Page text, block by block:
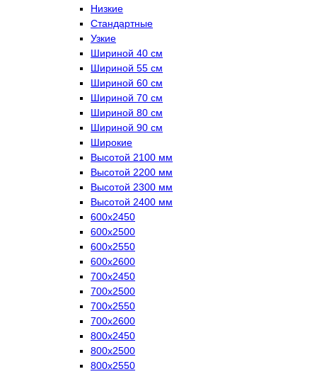
Низкие
Стандартные
Узкие
Шириной 40 см
Шириной 55 см
Шириной 60 см
Шириной 70 см
Шириной 80 см
Шириной 90 см
Широкие
Высотой 2100 мм
Высотой 2200 мм
Высотой 2300 мм
Высотой 2400 мм
600х2450
600х2500
600х2550
600х2600
700х2450
700х2500
700х2550
700х2600
800х2450
800х2500
800х2550